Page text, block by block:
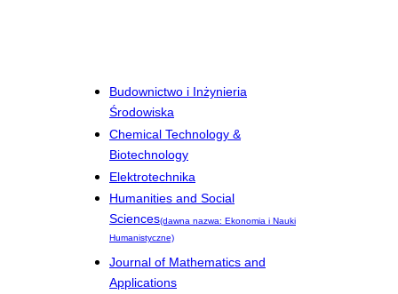
Budownictwo i Inżynieria
Środowiska
Chemical Technology &
Biotechnology
Elektrotechnika
Humanities and Social
Sciences(dawna nazwa: Ekonomia i Nauki
Humanistyczne)
Journal of Mathematics and
Applications